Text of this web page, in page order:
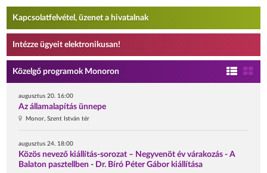
Kapcsolatfelvétel, üzenet a hivatalnak
Intézze ügyeit elektronikusan!
Közelgő programok Monoron
augusztus 20. 16:00
Az államalapítás ünnepe
Monor, Szent István tér
augusztus 24. 18:00
Közös nevező kiállítás-sorozat – Negyvenöt év várakozás - A
Balaton pasztellben - Dr. Bíró Péter Gábor kiállítása